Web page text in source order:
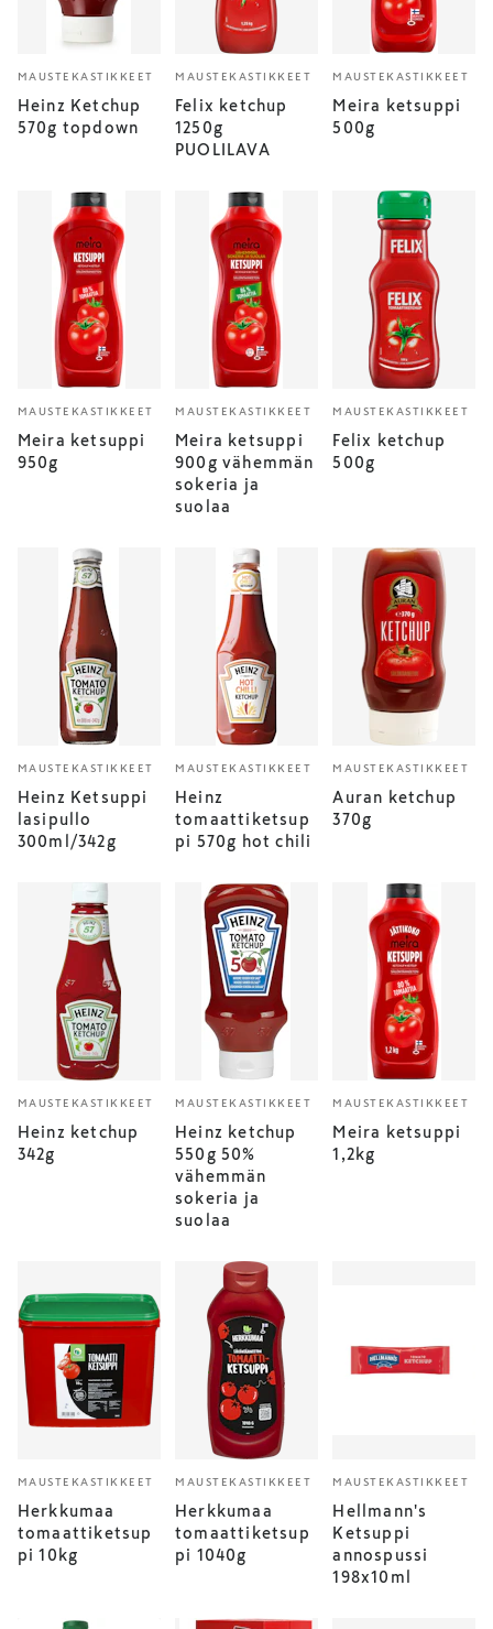
MAUSTEKASTIKKEET
Heinz Ketchup
570g topdown
MAUSTEKASTIKKEET
Felix ketchup
1250g
PUOLILAVA
MAUSTEKASTIKKEET
Meira ketsuppi
500g
MAUSTEKASTIKKEET
Meira ketsuppi
950g
MAUSTEKASTIKKEET
Meira ketsuppi
900g vähemmän
sokeria ja
suolaa
MAUSTEKASTIKKEET
Felix ketchup
500g
MAUSTEKASTIKKEET
Heinz Ketsuppi
lasipullo
300ml/342g
MAUSTEKASTIKKEET
Heinz
tomaattiketsup
pi 570g hot chili
MAUSTEKASTIKKEET
Auran ketchup
370g
MAUSTEKASTIKKEET
Heinz ketchup
342g
MAUSTEKASTIKKEET
Heinz ketchup
550g 50%
vähemmän
sokeria ja
suolaa
MAUSTEKASTIKKEET
Meira ketsuppi
1,2kg
MAUSTEKASTIKKEET
Herkkumaa
tomaattiketsup
pi 10kg
MAUSTEKASTIKKEET
Herkkumaa
tomaattiketsup
pi 1040g
MAUSTEKASTIKKEET
Hellmann's
Ketsuppi
annospussi
198x10ml